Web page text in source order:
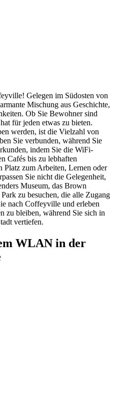
Gelegen im Südosten von
Mischung aus Geschichte,
Ob Sie Bewohner sind
für jeden etwas zu bieten.
werden, ist die Vielzahl von
Sie verbunden, während Sie
indem Sie die WiFi-
Cafés bis zu lebhaften
Platz zum Arbeiten, Lernen oder
Sie nicht die Gelegenheit,
Museum, das Brown
zu besuchen, die alle Zugang
nach Coffeyville und erleben
zu bleiben, während Sie sich in
vertiefen.
WLAN in der